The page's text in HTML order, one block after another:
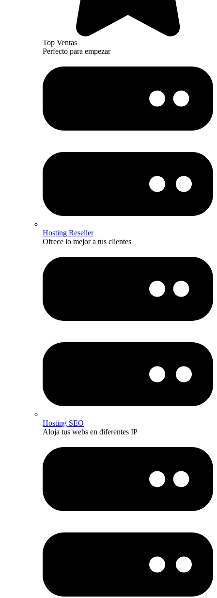
Top Ventas
Perfecto para empezar
Hosting Reseller
Ofrece lo mejor a tus clientes
Hosting SEO
Aloja tus webs en diferentes IP